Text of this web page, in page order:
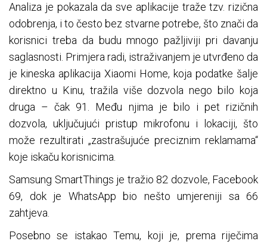
Analiza je pokazala da sve aplikacije traže tzv. rizična
odobrenja, i to često bez stvarne potrebe, što znači da
korisnici treba da budu mnogo pažljiviji pri davanju
saglasnosti. Primjera radi, istraživanjem je utvrđeno da
je kineska aplikacija Xiaomi Home, koja podatke šalje
direktno u Kinu, tražila više dozvola nego bilo koja
druga – čak 91. Među njima je bilo i pet rizičnih
dozvola, uključujući pristup mikrofonu i lokaciji, što
može rezultirati „zastrašujuće preciznim reklamama“
koje iskaču korisnicima.
Samsung SmartThings je tražio 82 dozvole, Facebook
69, dok je WhatsApp bio nešto umjereniji sa 66
zahtjeva.
Posebno se istakao Temu, koji je, prema riječima